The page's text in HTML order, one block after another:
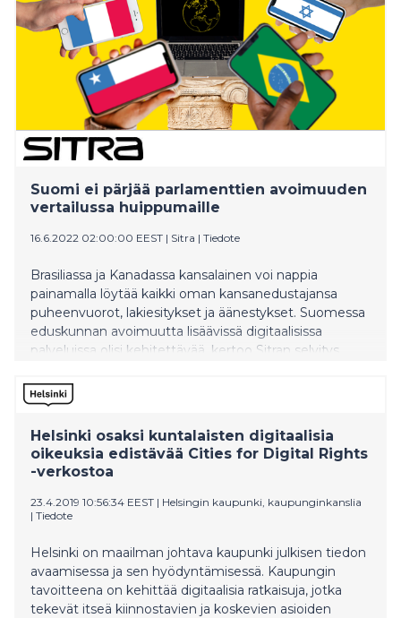
Suomi ei pärjää parlamenttien avoimuuden
vertailussa huippumaille
16.6.2022 02:00:00 EEST | Sitra | Tiedote
Brasiliassa ja Kanadassa kansalainen voi nappia
painamalla löytää kaikki oman kansanedustajansa
puheenvuorot, lakiesitykset ja äänestykset. Suomessa
eduskunnan avoimuutta lisäävissä digitaalisissa
palveluissa olisi kehitettävää, kertoo Sitran selvitys.
Helsinki osaksi kuntalaisten digitaalisia
oikeuksia edistävää Cities for Digital Rights
-verkostoa
23.4.2019 10:56:34 EEST | Helsingin kaupunki, kaupunginkanslia
| Tiedote
Helsinki on maailman johtava kaupunki julkisen tiedon
avaamisessa ja sen hyödyntämisessä. Kaupungin
tavoitteena on kehittää digitaalisia ratkaisuja, jotka
tekevät itseä kiinnostavien ja koskevien asioiden